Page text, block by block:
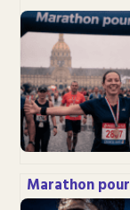
Marathon pour